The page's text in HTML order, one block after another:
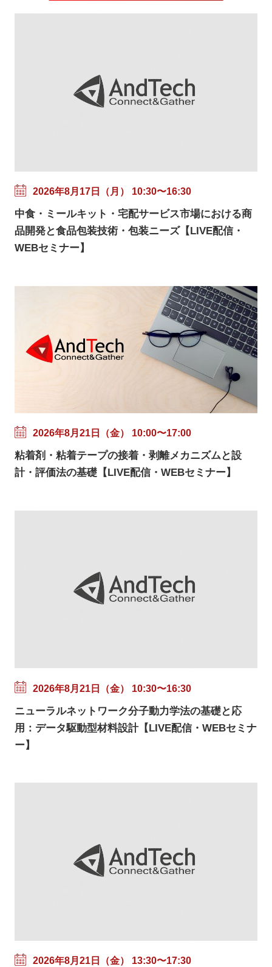
2026年8月17日（月） 10:30〜16:30
中食・ミールキット・宅配サービス市場における商
品開発と食品包装技術・包装ニーズ【LIVE配信・
WEBセミナー】
2026年8月21日（金） 10:00〜17:00
粘着剤・粘着テープの接着・剥離メカニズムと設
計・評価法の基礎【LIVE配信・WEBセミナー】
2026年8月21日（金） 10:30〜16:30
ニューラルネットワーク分子動力学法の基礎と応
用：データ駆動型材料設計【LIVE配信・WEBセミナ
ー】
2026年8月21日（金） 13:30〜17:30